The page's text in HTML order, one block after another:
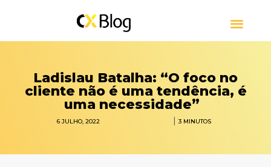
Ladislau Batalha: “O foco no
cliente não é uma tendência, é
uma necessidade”
6 JULHO, 2022 |3 MINUTOS